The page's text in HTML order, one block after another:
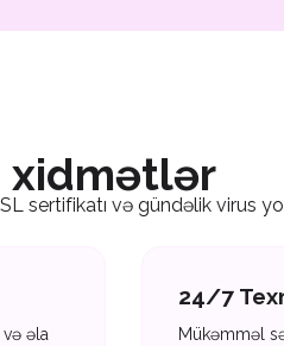
xidmətlər
sertifikatı və gündəlik virus
və əla
24/7
Mükəmməl